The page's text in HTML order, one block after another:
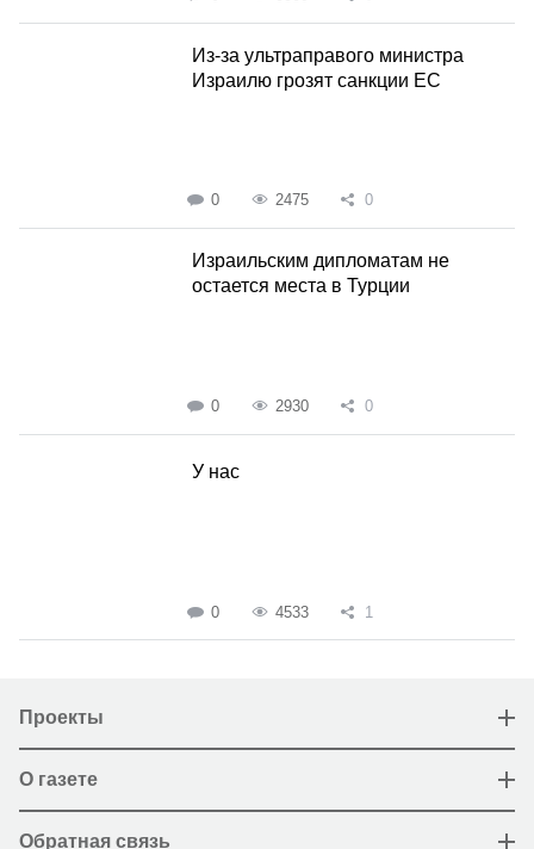
Из-за ультраправого министра
Израилю грозят санкции ЕС
0 2475 0
Израильским дипломатам не
остается места в Турции
0 2930 0
У нас
0 4533 1
Проекты
О газете
Обратная связь